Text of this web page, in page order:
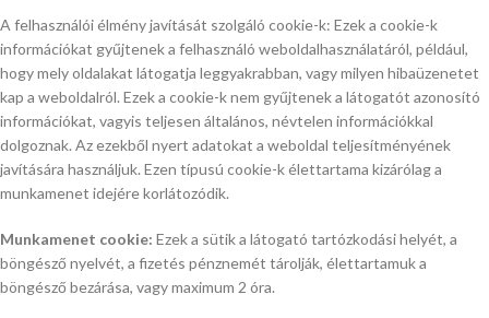
A felhasználói élmény javítását szolgáló cookie-k: Ezek a cookie-k
információkat gyűjtenek a felhasználó weboldalhasználatáról, például,
hogy mely oldalakat látogatja leggyakrabban, vagy milyen hibaüzenetet
kap a weboldalról. Ezek a cookie-k nem gyűjtenek a látogatót azonosító
információkat, vagyis teljesen általános, névtelen információkkal
dolgoznak. Az ezekből nyert adatokat a weboldal teljesítményének
javítására használjuk. Ezen típusú cookie-k élettartama kizárólag a
munkamenet idejére korlátozódik.
Munkamenet cookie: Ezek a sütik a látogató tartózkodási helyét, a
böngésző nyelvét, a fizetés pénznemét tárolják, élettartamuk a
böngésző bezárása, vagy maximum 2 óra.